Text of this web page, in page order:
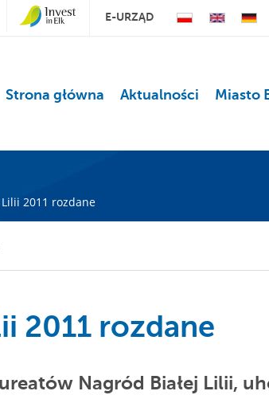
E-URZĄD
Strona główna Aktualności Miasto
2011 rozdane
2011 rozdane
Nagród Białej Lilii,